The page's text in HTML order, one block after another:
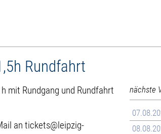
Rundfahrt
mit Rundgang und Rundfahrt
an tickets@leipzig-
nächste